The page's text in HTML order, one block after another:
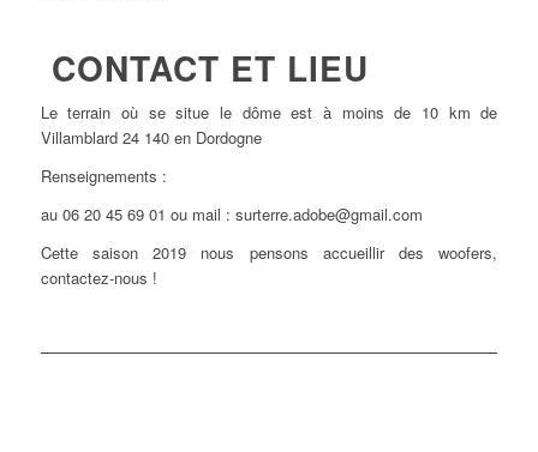
CONTACT ET LIEU
Le terrain où se situe le dôme est à moins de 10 km de
Villamblard 24 140 en Dordogne
Renseignements :
au 06 20 45 69 01 ou mail : surterre.adobe@gmail.com
Cette saison 2019 nous pensons accueillir des woofers,
contactez-nous !